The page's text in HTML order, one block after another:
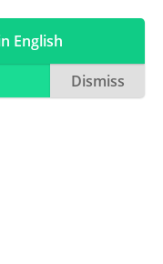
English
Dismiss